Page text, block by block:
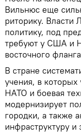
Вильнюс еще
риторику. Власти
политику, под
требуют у США и
восточного
В стране
учения, в
НАТО и боевая
модернизирует
городки, а также
инфраструктуру и